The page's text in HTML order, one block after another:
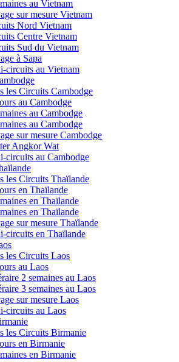
au Vietnam
sur mesure Vietnam
Nord Vietnam
Centre Vietnam
Sud du Vietnam
à Sapa
circuits au Vietnam
les Circuits Cambodge
au Cambodge
au Cambodge
au Cambodge
sur mesure Cambodge
Angkor Wat
circuits au Cambodge
les Circuits Thaïlande
en Thaïlande
en Thaïlande
en Thaïlande
sur mesure Thaïlande
circuits en Thaïlande
les Circuits Laos
au Laos
2 semaines au Laos
3 semaines au Laos
sur mesure Laos
circuits au Laos
les Circuits Birmanie
en Birmanie
en Birmanie